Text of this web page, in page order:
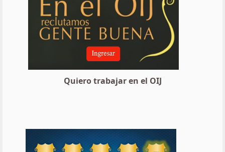
Quiero trabajar en el OIJ